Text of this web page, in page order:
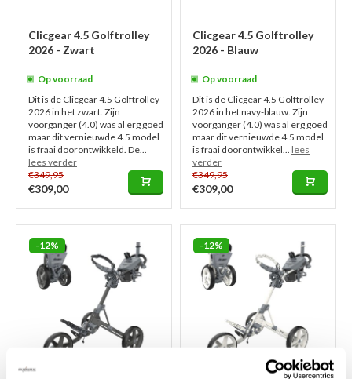
Clicgear 4.5 Golftrolley
2026 - Zwart
Op voorraad
Dit is de Clicgear 4.5 Golftrolley
2026 in het zwart. Zijn
voorganger (4.0) was al erg goed
maar dit vernieuwde 4.5 model
is fraai doorontwikkeld. De...
lees verder
€349,95
€309,00
Clicgear 4.5 Golftrolley
2026 - Blauw
Op voorraad
Dit is de Clicgear 4.5 Golftrolley
2026 in het navy-blauw. Zijn
voorganger (4.0) was al erg goed
maar dit vernieuwde 4.5 model
is fraai doorontwikkel... lees
verder
€349,95
€309,00
-12% -12%